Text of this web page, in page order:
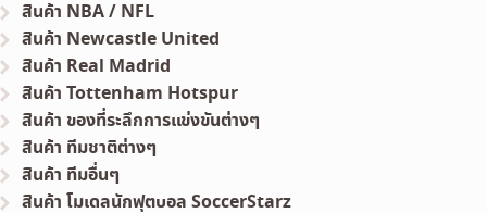
สินค้า NBA / NFL
สินค้า Newcastle United
สินค้า Real Madrid
สินค้า Tottenham Hotspur
สินค้า ของที่ระลึกการแข่งขันต่างๆ
สินค้า ทีมชาติต่างๆ
สินค้า ทีมอื่นๆ
สินค้า โมเดลนักฟุตบอล SoccerStarz